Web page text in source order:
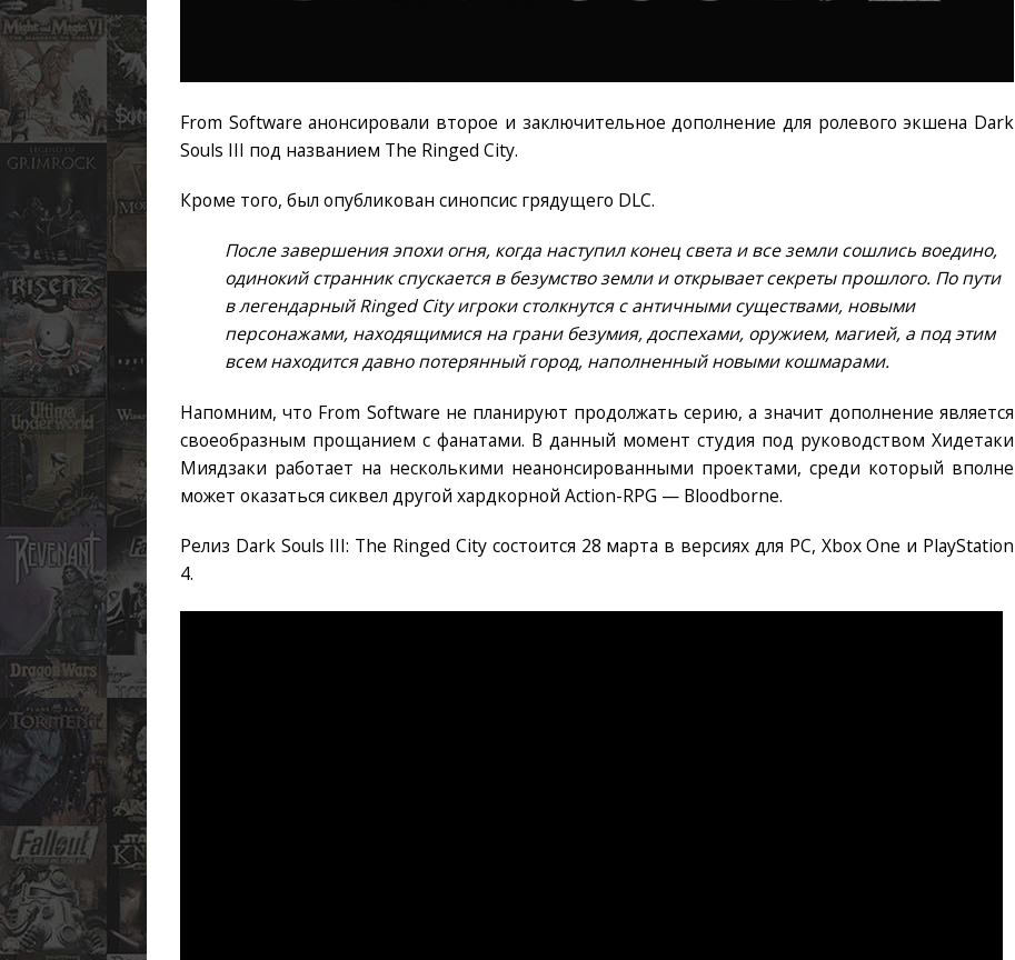
From Software анонсировали второе и заключительное дополнение для ролевого экшена Dark
Souls III под названием The Ringed City.
Кроме того, был опубликован синопсис грядущего DLC.
После завершения эпохи огня, когда наступил конец света и все земли сошлись воедино,
одинокий странник спускается в безумство земли и открывает секреты прошлого. По пути
в легендарный Ringed City игроки столкнутся с античными существами, новыми
персонажами, находящимися на грани безумия, доспехами, оружием, магией, а под этим
всем находится давно потерянный город, наполненный новыми кошмарами.
Напомним, что From Software не планируют продолжать серию, а значит дополнение является
своеобразным прощанием с фанатами. В данный момент студия под руководством Хидетаки
Миядзаки работает на несколькими неанонсированными проектами, среди который вполне
может оказаться сиквел другой хардкорной Action-RPG — Bloodborne.
Релиз Dark Souls III: The Ringed City состоится 28 марта в версиях для PC, Xbox One и PlayStation
4.